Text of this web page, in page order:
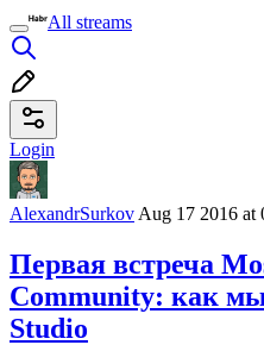
All streams
Login
AlexandrSurkov Aug 17 2016 at
Первая встреча
Community: как
Studio